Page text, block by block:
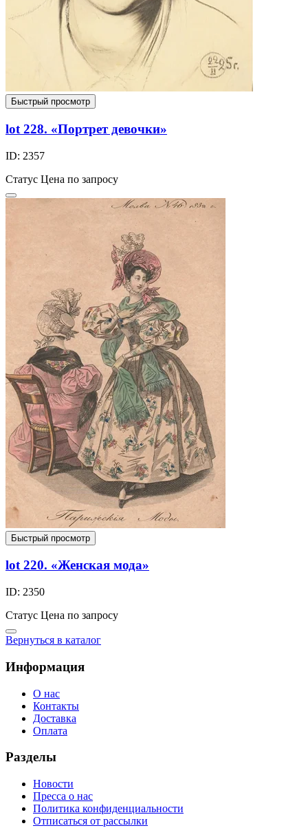
Быстрый просмотр
lot 228. «Портрет девочки»
ID: 2357
Статус Цена по запросу
Быстрый просмотр
lot 220. «Женская мода»
ID: 2350
Статус Цена по запросу
Вернуться в каталог
Информация
О нас
Контакты
Доставка
Оплата
Разделы
Новости
Пресса о нас
Политика конфиденциальности
Отписаться от рассылки